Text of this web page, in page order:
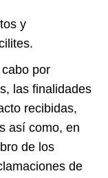
y
por
las finalidades
recibidas,
así como, en
de los
de